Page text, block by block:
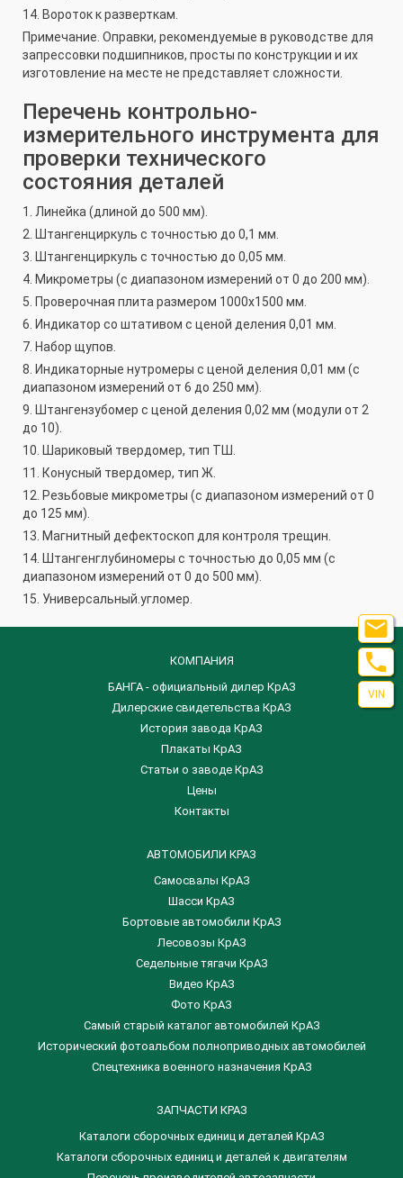
14. Вороток к разверткам.
Примечание. Оправки, рекомендуемые в руководстве для
запрессовки подшипников, просты по конструкции и их
изготовление на месте не представляет сложности.
Перечень контрольно-
измерительного инструмента для
проверки технического
состояния деталей
1. Линейка (длиной до 500 мм).
2. Штангенциркуль с точностью до 0,1 мм.
3. Штангенциркуль с точностью до 0,05 мм.
4. Микрометры (с диапазоном измерений от 0 до 200 мм).
5. Проверочная плита размером 1000x1500 мм.
6. Индикатор со штативом с ценой деления 0,01 мм.
7. Набор щупов.
8. Индикаторные нутромеры с ценой деления 0,01 мм (с
диапазоном измерений от 6 до 250 мм).
9. Штангензубомер с ценой деления 0,02 мм (модули от 2
до 10).
10. Шариковый твердомер, тип ТШ.
11. Конусный твердомер, тип Ж.
12. Резьбовые микрометры (с диапазоном измерений от 0
до 125 мм).
13. Магнитный дефектоскоп для контроля трещин.
14. Штангенглубиномеры с точностью до 0,05 мм (с
диапазоном измерений от 0 до 500 мм).
15. Универсальный.угломер.
КОМПАНИЯ
БАНГА - официальный дилер КрАЗ
Дилерские свидетельства КрАЗ
История завода КрАЗ
Плакаты КрАЗ
Статьи о заводе КрАЗ
Цены
Контакты
АВТОМОБИЛИ КРАЗ
Самосвалы КрАЗ
Шасси КрАЗ
Бортовые автомобили КрАЗ
Лесовозы КрАЗ
Седельные тягачи КрАЗ
Видео КрАЗ
Фото КрАЗ
Самый старый каталог автомобилей КрАЗ
Исторический фотоальбом полноприводных автомобилей
Спецтехника военного назначения КрАЗ
ЗАПЧАСТИ КРАЗ
Каталоги сборочных единиц и деталей КрАЗ
​Каталоги сборочных единиц и деталей к двигателям


VIN